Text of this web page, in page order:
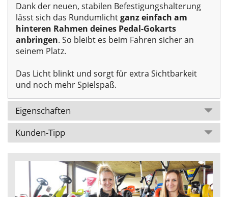
Dank der neuen, stabilen Befestigungshalterung
lässt sich das Rundumlichtganz einfach am
hinteren Rahmen deines Pedal-Gokarts
anbringen. So bleibt es beim Fahren sicher an
seinem Platz.
Das Licht blinkt und sorgt für extra Sichtbarkeit
und noch mehr Spielspaß.
Eigenschaften
Kunden-Tipp